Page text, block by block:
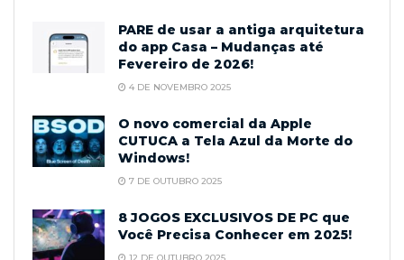
PARE de usar a antiga arquitetura
do app Casa – Mudanças até
Fevereiro de 2026!
4 DE NOVEMBRO 2025
O novo comercial da Apple
CUTUCA a Tela Azul da Morte do
Windows!
7 DE OUTUBRO 2025
8 JOGOS EXCLUSIVOS DE PC que
Você Precisa Conhecer em 2025!
12 DE OUTUBRO 2025